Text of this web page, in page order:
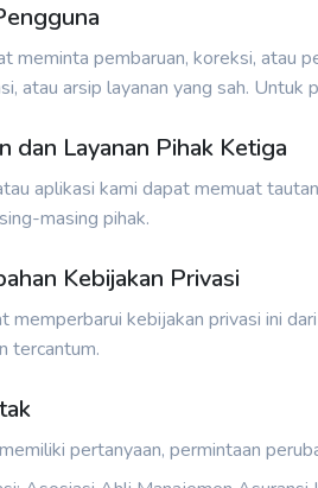
meminta pembaruan, koreksi, atau
atau arsip layanan yang sah.
dan Layanan Pihak Ketiga
aplikasi kami dapat memuat
masing pihak.
Kebijakan Privasi
memperbarui kebijakan privasi ini
tercantum.
pertanyaan, permintaan